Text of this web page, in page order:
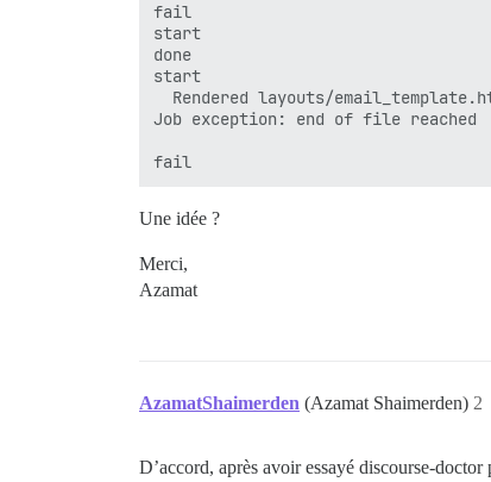
fail
start
done
start
Rendered layouts/
Job exception: end of file reached
Une idée ?
Merci,
Azamat
AzamatShaimerden (Azamat Shaimerden) 2
D’accord, après avoir essayé discourse-